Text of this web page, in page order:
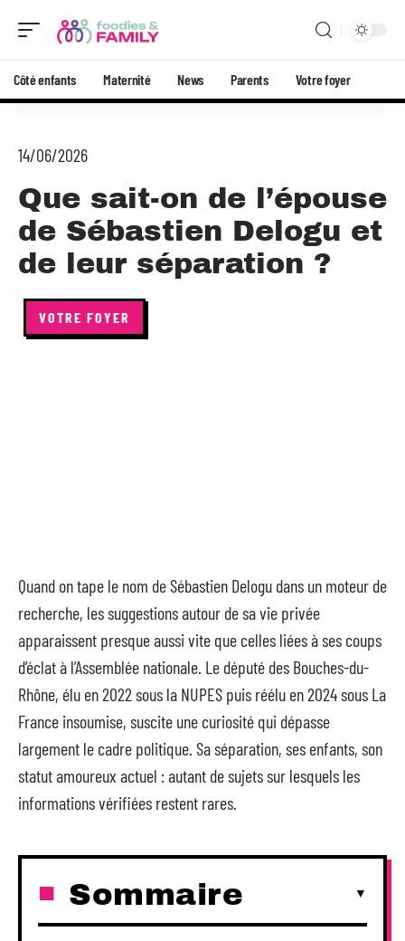
Côté enfants Maternité News Parents Votre foyer
14/06/2026
Que sait-on de l’épouse
de Sébastien Delogu et
de leur séparation ?
VOTRE FOYER
Quand on tape le nom de Sébastien Delogu dans un moteur de
recherche, les suggestions autour de sa vie privée
apparaissent presque aussi vite que celles liées à ses coups
d’éclat à l’Assemblée nationale. Le député des Bouches-du-
Rhône, élu en 2022 sous la NUPES puis réélu en 2024 sous La
France insoumise, suscite une curiosité qui dépasse
largement le cadre politique. Sa séparation, ses enfants, son
statut amoureux actuel : autant de sujets sur lesquels les
informations vérifiées restent rares.
Sommaire